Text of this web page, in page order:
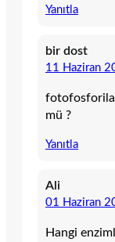
Yanıtla
bir dost
11 Haziran
mü ?
Yanıtla
Ali
01 Haziran
Hangi